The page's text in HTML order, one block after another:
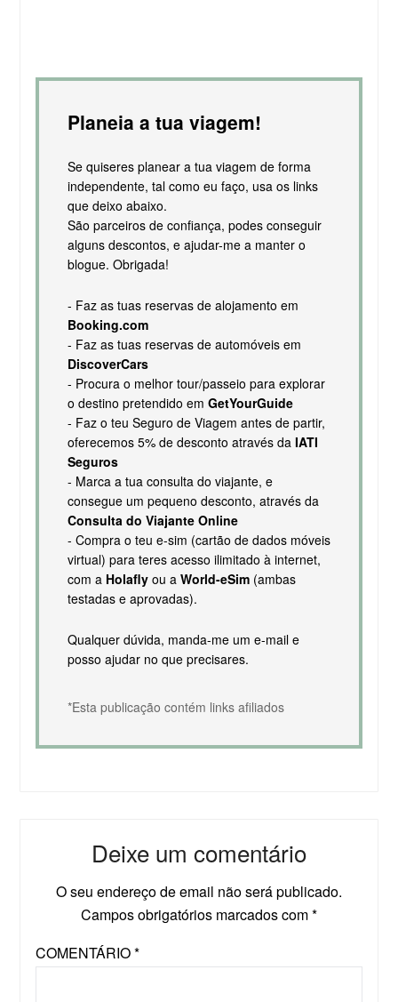
Planeia a tua viagem!
Se quiseres planear a tua viagem de forma
independente, tal como eu faço, usa os links
que deixo abaixo.
São parceiros de confiança, podes conseguir
alguns descontos, e ajudar-me a manter o
blogue. Obrigada!
- Faz as tuas reservas de alojamento em
Booking.com
- Faz as tuas reservas de automóveis em
DiscoverCars
- Procura o melhor tour/passeio para explorar
o destino pretendido em GetYourGuide
- Faz o teu Seguro de Viagem antes de partir,
oferecemos 5% de desconto através da IATI
Seguros
- Marca a tua consulta do viajante, e
consegue um pequeno desconto, através da
Consulta do Viajante Online
- Compra o teu e-sim (cartão de dados móveis
virtual) para teres acesso ilimitado à internet,
com a Holaflyou a World-eSim(ambas
testadas e aprovadas).
Qualquer dúvida, manda-me um e-mail e
posso ajudar no que precisares.
*Esta publicação contém links afiliados
Deixe um comentário
O seu endereço de email não será publicado.
Campos obrigatórios marcados com*
COMENTÁRIO*